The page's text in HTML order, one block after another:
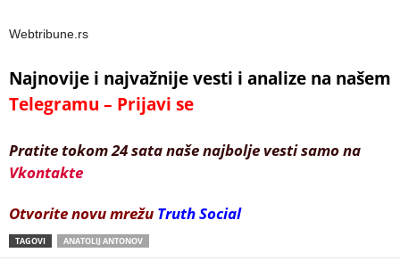
Webtribune.rs
Najnovije i najvažnije vesti i analize na našem
Telegramu – Prijavi se
Pratite tokom 24 sata naše najbolje vesti samo na
Vkontakte
Otvorite novu mrežu Truth Social
TAGOVI ANATOLIJ ANTONOV